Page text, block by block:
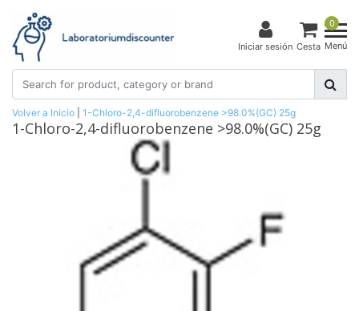
Iniciar sesión
0
Cesta Menú
Volver a Inicio 1-Chloro-2,4-difluorobenzene >98.0%(GC) 25g
1-Chloro-2,4-difluorobenzene >98.0%(GC) 25g